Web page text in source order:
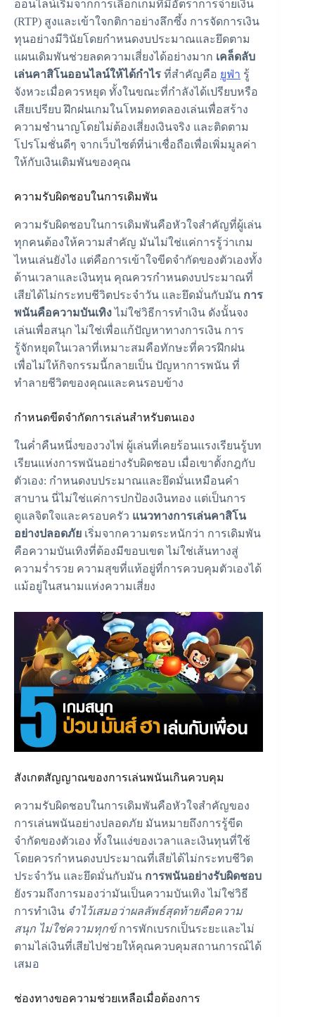
ออนไลน์เริ่มจากการเลือกเกมที่มีอัตราการจ่ายเงิน
(RTP) สูงและเข้าใจกติกาอย่างลึกซึ้ง การจัดการเงิน
ทุนอย่างมีวินัยโดยกำหนดงบประมาณและยึดตาม
แผนเดิมพันช่วยลดความเสี่ยงได้อย่างมาก เคล็ดลับ
เล่นคาสิโนออนไลน์ให้ได้กำไร ที่สำคัญคือ ยูฟ่า รู้
จังหวะเมื่อควรหยุด ทั้งในขณะที่กำลังได้เปรียบหรือ
เสียเปรียบ ฝึกฝนเกมในโหมดทดลองเล่นเพื่อสร้าง
ความชำนาญโดยไม่ต้องเสี่ยงเงินจริง และติดตาม
โปรโมชั่นดีๆ จากเว็บไซต์ที่น่าเชื่อถือเพื่อเพิ่มมูลค่า
ให้กับเงินเดิมพันของคุณ
ความรับผิดชอบในการเดิมพัน
ความรับผิดชอบในการเดิมพันคือหัวใจสำคัญที่ผู้เล่น
ทุกคนต้องให้ความสำคัญ มันไม่ใช่แค่การรู้ว่าเกม
ไหนเล่นยังไง แต่คือการเข้าใจขีดจำกัดของตัวเองทั้ง
ด้านเวลาและเงินทุน คุณควรกำหนดงบประมาณที่
เสียได้ไม่กระทบชีวิตประจำวัน และยึดมั่นกับมัน การ
พนันคือความบันเทิงไม่ใช่วิธีการทำเงิน ดังนั้นจง
เล่นเพื่อสนุก ไม่ใช่เพื่อแก้ปัญหาทางการเงิน การ
รู้จักหยุดในเวลาที่เหมาะสมคือทักษะที่ควรฝึกฝน
เพื่อไม่ให้กิจกรรมนี้กลายเป็น ปัญหาการพนัน ที่
ทำลายชีวิตของคุณและคนรอบข้าง
กำหนดขีดจำกัดการเล่นสำหรับตนเอง
ในค่ำคืนหนึ่งของวงไพ่ ผู้เล่นที่เคยร้อนแรงเรียนรู้บท
เรียนแห่งการพนันอย่างรับผิดชอบ เมื่อเขาตั้งกฎกับ
ตัวเอง: กำหนดงบประมาณและยึดมั่นเหมือนคำ
สาบาน นี่ไม่ใช่แค่การปกป้องเงินทอง แต่เป็นการ
ดูแลจิตใจและครอบครัว แนวทางการเล่นคาสิโน
อย่างปลอดภัย เริ่มจากความตระหนักว่า การเดิมพัน
คือความบันเทิงที่ต้องมีขอบเขต ไม่ใช่เส้นทางสู่
ความร่ำรวย ความสุขที่แท้อยู่ที่การควบคุมตัวเองได้
แม้อยู่ในสนามแห่งความเสี่ยง
สังเกตสัญญาณของการเล่นพนันเกินควบคุม
ความรับผิดชอบในการเดิมพันคือหัวใจสำคัญของ
การเล่นพนันอย่างปลอดภัย มันหมายถึงการรู้ขีด
จำกัดของตัวเอง ทั้งในแง่ของเวลาและเงินทุนที่ใช้
โดยควรกำหนดงบประมาณที่เสียได้ไม่กระทบชีวิต
ประจำวัน และยึดมั่นกับมัน การพนันอย่างรับผิดชอบ
ยังรวมถึงการมองว่ามันเป็นความบันเทิง ไม่ใช่วิธี
การทำเงิน จำไว้เสมอว่าผลลัพธ์สุดท้ายคือความ
สนุก ไม่ใช่ความทุกข์การพักเบรกเป็นระยะและไม่
ตามไล่เงินที่เสียไปช่วยให้คุณควบคุมสถานการณ์ได้
เสมอ
ช่องทางขอความช่วยเหลือเมื่อต้องการ